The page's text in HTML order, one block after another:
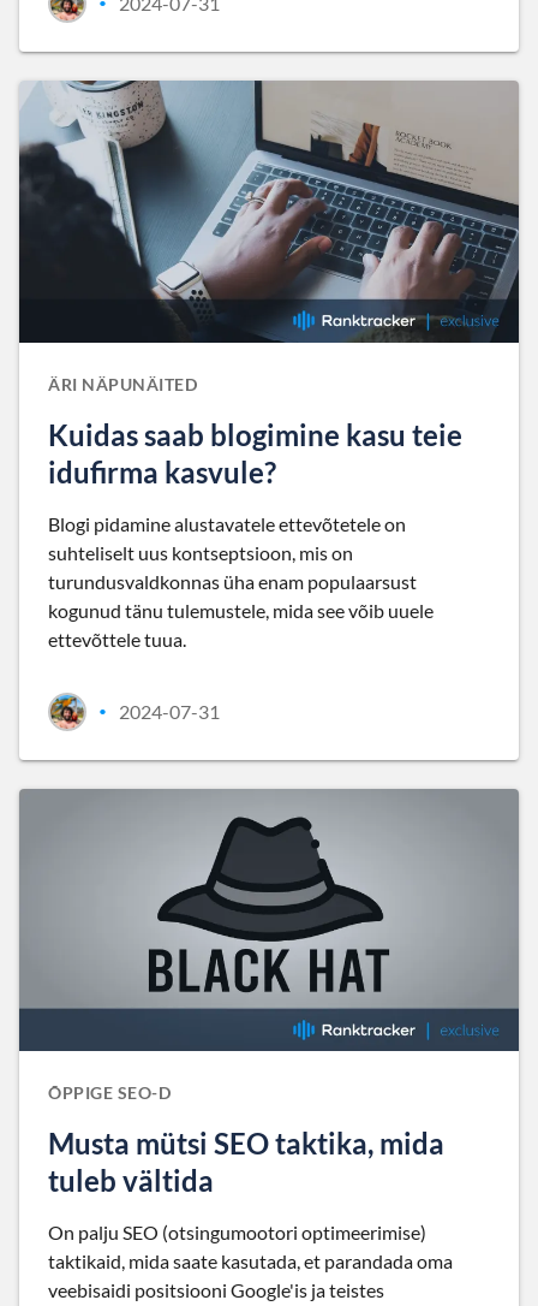
ÄRI NÄPUNÄITED
Kuidas saab blogimine kasu teie
idufirma kasvule?
Blogi pidamine alustavatele ettevõtetele on
suhteliselt uus kontseptsioon, mis on
turundusvaldkonnas üha enam populaarsust
kogunud tänu tulemustele, mida see võib uuele
ettevõttele tuua.
• 2024-07-31
ÕPPIGE SEO-D
Musta mütsi SEO taktika, mida
tuleb vältida
On palju SEO (otsingumootori optimeerimise)
taktikaid, mida saate kasutada, et parandada oma
veebisaidi positsiooni Google'is ja teistes